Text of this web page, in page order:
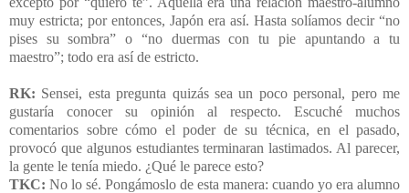
muy estricta; por entonces, Japón era así. Hasta solíamos decir “no
pises su sombra” o “no duermas con tu pie apuntando a tu
maestro”; todo era así de estricto.
RK: Sensei, esta pregunta quizás sea un poco personal, pero me
gustaría conocer su opinión al respecto. Escuché muchos
comentarios sobre cómo el poder de su técnica, en el pasado,
provocó que algunos estudiantes terminaran lastimados. Al parecer,
la gente le tenía miedo. ¿Qué le parece esto?
TKC: No lo sé. Pongámoslo de esta manera: cuando yo era alumno